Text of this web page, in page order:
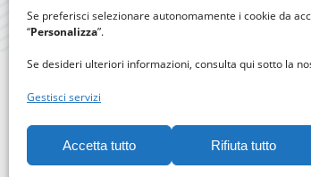
Se preferisci selezionare autonomamente i cookie da
“Personalizza”.
Se desideri ulteriori informazioni, consulta qui sotto la
Gestisci servizi
Accetta tutto Rifiuta tutto